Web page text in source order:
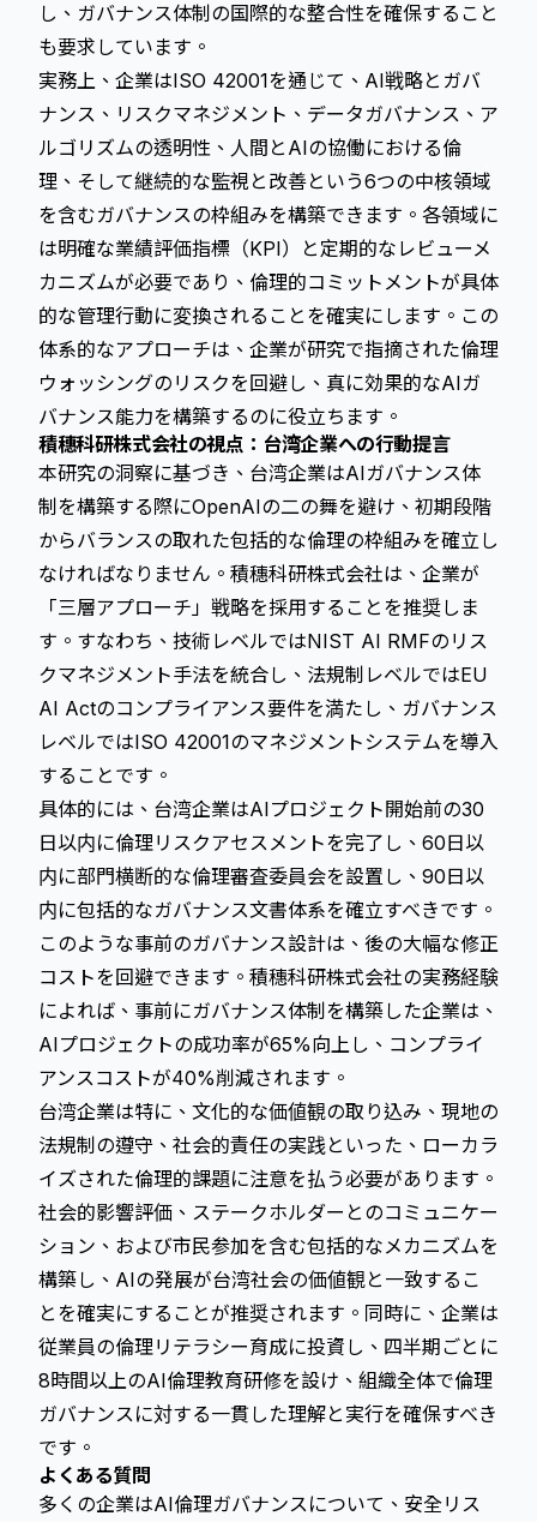
し、ガバナンス体制の国際的な整合性を確保すること
も要求しています。
実務上、企業はISO 42001を通じて、AI戦略とガバ
ナンス、リスクマネジメント、データガバナンス、ア
ルゴリズムの透明性、人間とAIの協働における倫
理、そして継続的な監視と改善という6つの中核領域
を含むガバナンスの枠組みを構築できます。各領域に
は明確な業績評価指標（KPI）と定期的なレビューメ
カニズムが必要であり、倫理的コミットメントが具体
的な管理行動に変換されることを確実にします。この
体系的なアプローチは、企業が研究で指摘された倫理
ウォッシングのリスクを回避し、真に効果的なAIガ
バナンス能力を構築するのに役立ちます。
積穗科研株式会社の視点：台湾企業への行動提言
本研究の洞察に基づき、台湾企業はAIガバナンス体
制を構築する際にOpenAIの二の舞を避け、初期段階
からバランスの取れた包括的な倫理の枠組みを確立し
なければなりません。積穗科研株式会社は、企業が
「三層アプローチ」戦略を採用することを推奨しま
す。すなわち、技術レベルではNIST AI RMFのリス
クマネジメント手法を統合し、法規制レベルではEU
AI Actのコンプライアンス要件を満たし、ガバナンス
レベルではISO 42001のマネジメントシステムを導入
することです。
具体的には、台湾企業はAIプロジェクト開始前の30
日以内に倫理リスクアセスメントを完了し、60日以
内に部門横断的な倫理審査委員会を設置し、90日以
内に包括的なガバナンス文書体系を確立すべきです。
このような事前のガバナンス設計は、後の大幅な修正
コストを回避できます。積穗科研株式会社の実務経験
によれば、事前にガバナンス体制を構築した企業は、
AIプロジェクトの成功率が65%向上し、コンプライ
アンスコストが40%削減されます。
台湾企業は特に、文化的な価値観の取り込み、現地の
法規制の遵守、社会的責任の実践といった、ローカラ
イズされた倫理的課題に注意を払う必要があります。
社会的影響評価、ステークホルダーとのコミュニケー
ション、および市民参加を含む包括的なメカニズムを
構築し、AIの発展が台湾社会の価値観と一致するこ
とを確実にすることが推奨されます。同時に、企業は
従業員の倫理リテラシー育成に投資し、四半期ごとに
8時間以上のAI倫理教育研修を設け、組織全体で倫理
ガバナンスに対する一貫した理解と実行を確保すべき
です。
よくある質問
多くの企業はAI倫理ガバナンスについて、安全リス